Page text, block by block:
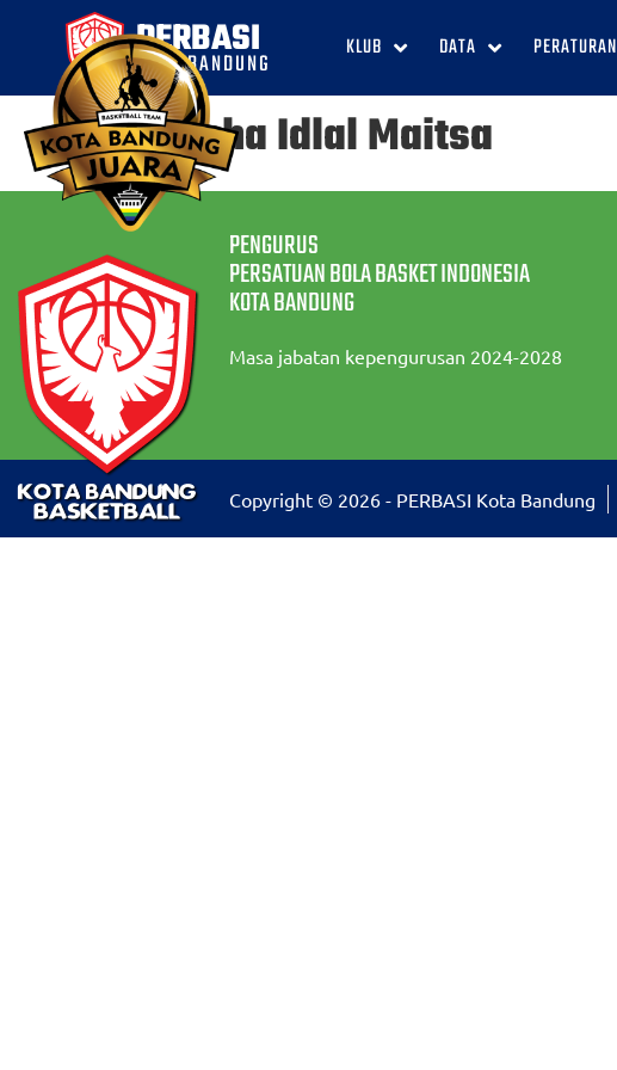
PERBASI
KOTA BANDUNG KLUB DATA PERATURAN
Felysha Idlal Maitsa
PENGURUS
PERSATUAN BOLA BASKET INDONESIA
KOTA BANDUNG
Masa jabatan kepengurusan 2024-2028
Copyright © 2026 - PERBASI Kota Bandung